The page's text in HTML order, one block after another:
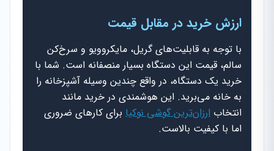
ارزش خرید در مقابل قیمت
با توجه به قابلیت‌های گریل، مایکروویو و سرخ‌کن
سالم، قیمت این دستگاه بسیار منصفانه است. شما با
خرید یک دستگاه، در واقع چندین وسیله آشپزخانه را
به خانه می‌برید. این هوشمندی در خرید مانند
انتخاب ارزان‌ترین گوشی نوکیا برای کارهای ضروری
اما با کیفیت بالاست.